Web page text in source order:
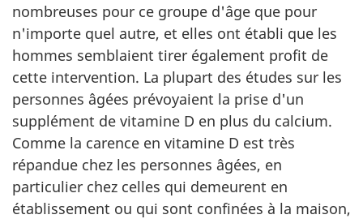
nombreuses pour ce groupe d'âge que pour
n'importe quel autre, et elles ont établi que les
hommes semblaient tirer également profit de
cette intervention. La plupart des études sur les
personnes âgées prévoyaient la prise d'un
supplément de vitamine D en plus du calcium.
Comme la carence en vitamine D est très
répandue chez les personnes âgées, en
particulier chez celles qui demeurent en
établissement ou qui sont confinées à la maison,